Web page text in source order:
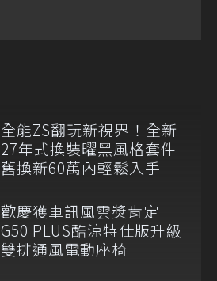
全能ZS翻玩新視界！全新
27年式換裝曜黑風格套件
舊換新60萬內輕鬆入手
歡慶獲車訊風雲獎肯定
G50 PLUS酷涼特仕版升級
雙排通風電動座椅